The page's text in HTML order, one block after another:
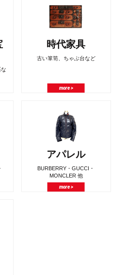
時代家具
古い箪笥、ちゃぶ台など
more >
アパレル
BURBERRY・GUCCI・
MONCLER 他
more >